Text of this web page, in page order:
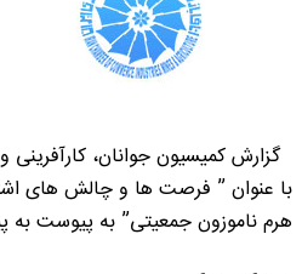
گزارش کمیسیون جوانان،
با عنوان ” فرصت ها و چالش های
هرم ناموزون جمعیتی” به پیوست